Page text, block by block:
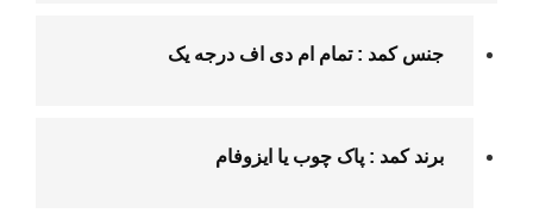
جنسکمد : تمام ام دی اف درجه یک
برند کمد : پاک چوب یا ایزوفام